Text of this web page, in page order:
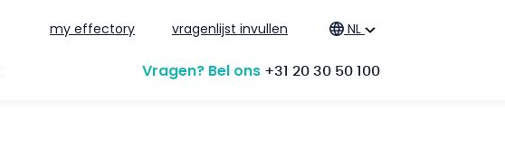
my effectory vragenlijst invullen NL
Vragen? Bel ons +31 20 30 50 100